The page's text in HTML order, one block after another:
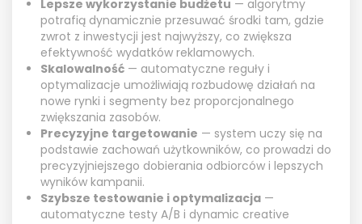
Lepsze wykorzystanie budżetu — algorytmy
potrafią dynamicznie przesuwać środki tam, gdzie
zwrot z inwestycji jest najwyższy, co zwiększa
efektywność wydatków reklamowych.
Skalowalność — automatyczne reguły i
optymalizacje umożliwiają rozbudowę działań na
nowe rynki i segmenty bez proporcjonalnego
zwiększania zasobów.
Precyzyjne targetowanie — system uczy się na
podstawie zachowań użytkowników, co prowadzi do
precyzyjniejszego dobierania odbiorców i lepszych
wyników kampanii.
Szybsze testowanie i optymalizacja —
automatyczne testy A/B i dynamic creative